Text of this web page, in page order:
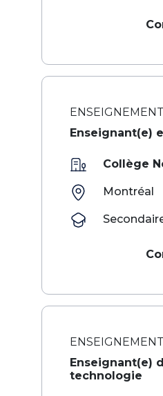
ENSEIGNEMENT
Enseignant(e)
Collège
Montréal
ENSEIGNEMENT
Enseignant(e)
technologie